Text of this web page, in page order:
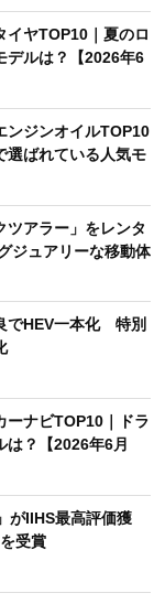
イヤTOP10｜夏のロ
デルは？【2026年6
ンジンオイルTOP10
選ばれている人気モ
ツアラー」をレンタ
ジュアリーな移動体
でHEV一本化 特別
ーナビTOP10｜ドラ
は？【2026年6月
がIIHS最高評価獲
受賞